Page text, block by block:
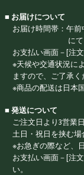
■ お届けについて
お届け時間帯：午前
にてご指定
お支払い画面－[注
※天候や交通状況に
ますので、ご了承く
※商品の配送は日本
■ 発送について
ご注文日より3営業
土日・祝日を挟む場
※お急ぎの際など、
お支払い画面－[注
い。